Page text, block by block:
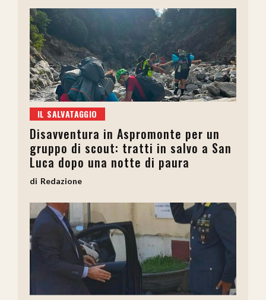
IL SALVATAGGIO
Disavventura in Aspromonte per un
gruppo di scout: tratti in salvo a San
Luca dopo una notte di paura
Redazione